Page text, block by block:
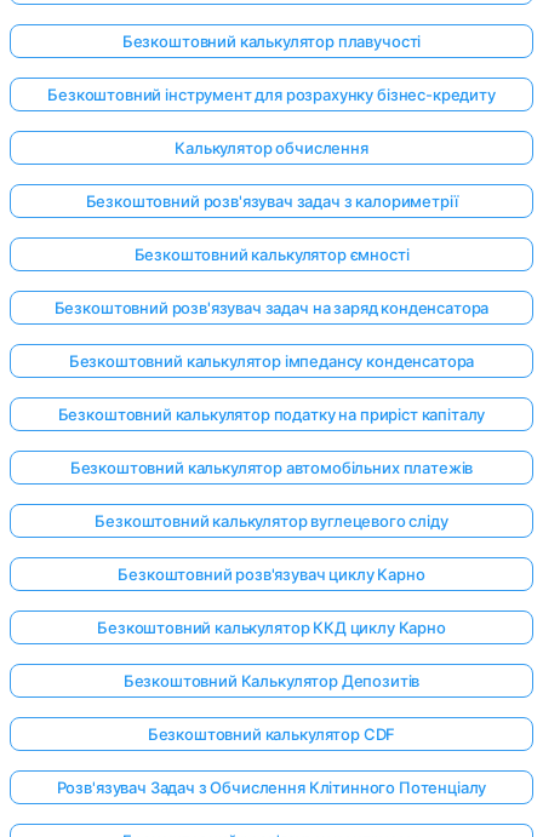
Безкоштовний калькулятор плавучості
Безкоштовний інструмент для розрахунку бізнес-кредиту
Калькулятор обчислення
Безкоштовний розв'язувач задач з калориметрії
Безкоштовний калькулятор ємності
Безкоштовний розв'язувач задач на заряд конденсатора
Безкоштовний калькулятор імпедансу конденсатора
Безкоштовний калькулятор податку на приріст капіталу
Безкоштовний калькулятор автомобільних платежів
Безкоштовний калькулятор вуглецевого сліду
Безкоштовний розв'язувач циклу Карно
Безкоштовний калькулятор ККД циклу Карно
Безкоштовний Калькулятор Депозитів
Безкоштовний калькулятор CDF
Розв'язувач Задач з Обчислення Клітинного Потенціалу